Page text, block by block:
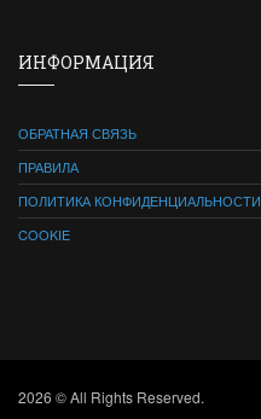
ИНФОРМАЦИЯ
ОБРАТНАЯ СВЯЗЬ
ПРАВИЛА
ПОЛИТИКА КОНФИДЕНЦИАЛЬНОСТИ
COOKIE
2026 © All Rights Reserved.